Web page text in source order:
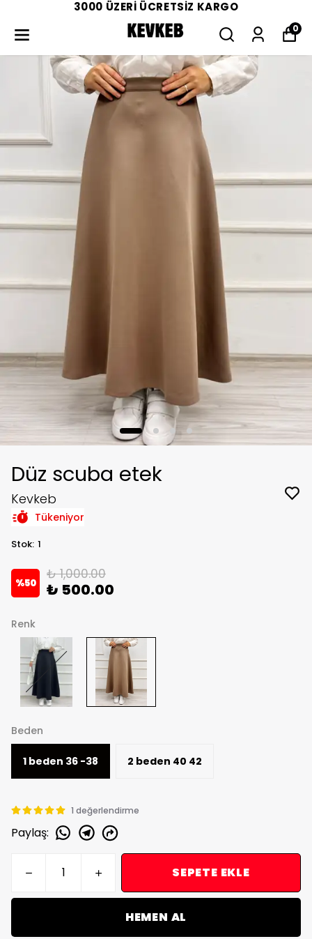
3000 ÜZERİ ÜCRETSİZ KARGO
0
Düz scuba etek
Kevkeb
Tükeniyor
Stok: 1
%50
₺ 1,000.00
₺ 500.00
Renk
Beden
1 beden 36 -38 2 beden 40 42
1 değerlendirme
Paylaş:
SEPETE EKLE
HEMEN AL